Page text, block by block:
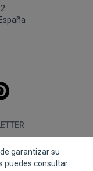
garantizar su
puedes consultar